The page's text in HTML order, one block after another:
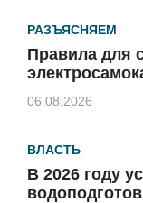
РАЗЪЯСНЯЕМ
Правила для
06.08.2026
ВЛАСТЬ
В 2026 году